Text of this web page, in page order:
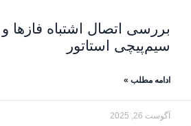
بررسی اتصال اشتباه فازها و
سیم‌پیچی استاتور
ادامه مطلب »
آگوست 26, 2025